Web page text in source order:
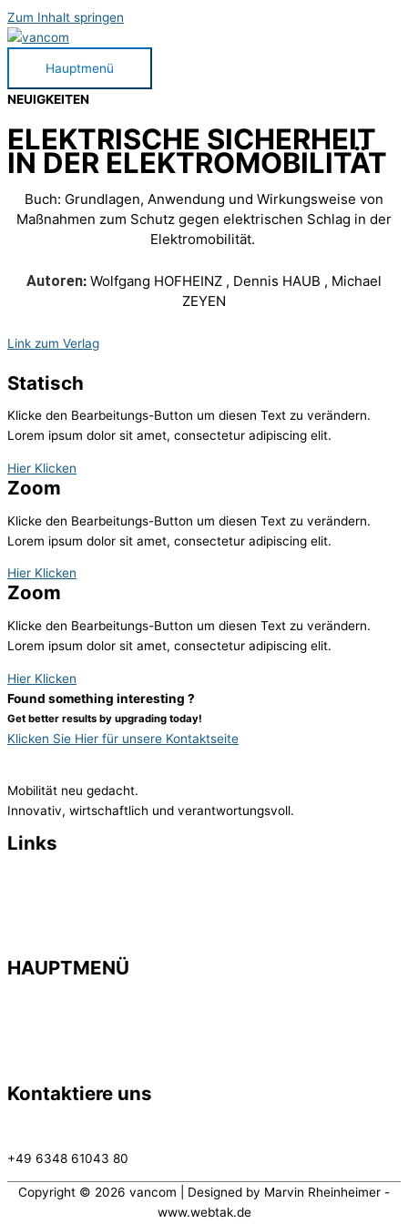
Zum Inhalt springen
Hauptmenü
NEUIGKEITEN
ELEKTRISCHE SICHERHEIT
IN DER ELEKTROMOBILITÄT
Buch: Grundlagen, Anwendung und Wirkungsweise von
Maßnahmen zum Schutz gegen elektrischen Schlag in der
Elektromobilität.
Autoren: Wolfgang HOFHEINZ , Dennis HAUB , Michael
ZEYEN
Link zum Verlag
Statisch
Klicke den Bearbeitungs-Button um diesen Text zu verändern.
Lorem ipsum dolor sit amet, consectetur adipiscing elit.
Hier Klicken
Zoom
Klicke den Bearbeitungs-Button um diesen Text zu verändern.
Lorem ipsum dolor sit amet, consectetur adipiscing elit.
Hier Klicken
Zoom
Klicke den Bearbeitungs-Button um diesen Text zu verändern.
Lorem ipsum dolor sit amet, consectetur adipiscing elit.
Hier Klicken
Found something interesting ?
Get better results by upgrading today!
Klicken Sie Hier für unsere Kontaktseite
Mobilität neu gedacht.
Innovativ, wirtschaftlich und verantwortungsvoll.
Links
HAUPTMENÜ
Kontaktiere uns
+49 6348 61043 80
Copyright © 2026 vancom | Designed by Marvin Rheinheimer -
www.webtak.de